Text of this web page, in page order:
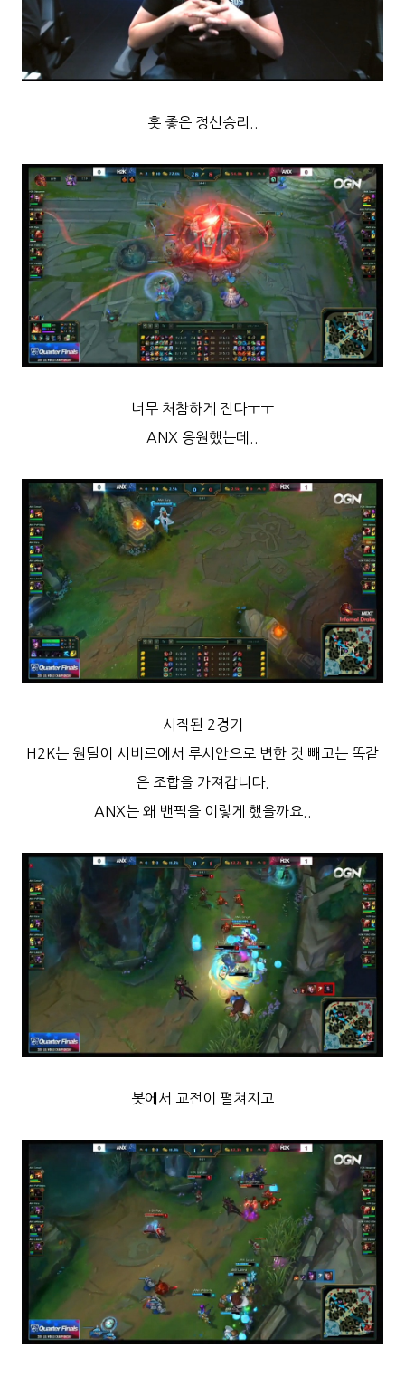
훗 좋은 정신승리..
너무 처참하게 진다ㅜㅜ
ANX 응원했는데..
시작된 2경기
H2K는 원딜이 시비르에서 루시안으로 변한 것 빼고는 똑같
은 조합을 가져갑니다.
ANX는 왜 밴픽을 이렇게 했을까요..
봇에서 교전이 펼쳐지고